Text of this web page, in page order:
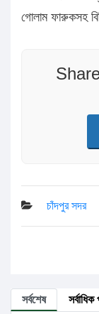
গোলাম ফারুকসহ
চাঁদপুর সদর
সর্বশেষ